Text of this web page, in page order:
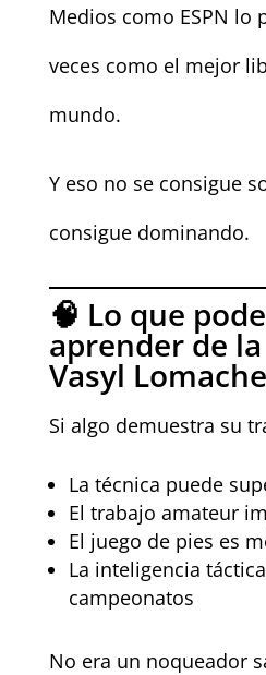
Medios como ESPN lo
veces como el mejor
mundo.
Y eso no se consigue
consigue dominando.
🧠 Lo que
aprender de
Vasyl
Si algo demuestra su
La técnica puede
El trabajo amateur
El juego de pies es
La inteligencia
campeonatos
No era un noqueador